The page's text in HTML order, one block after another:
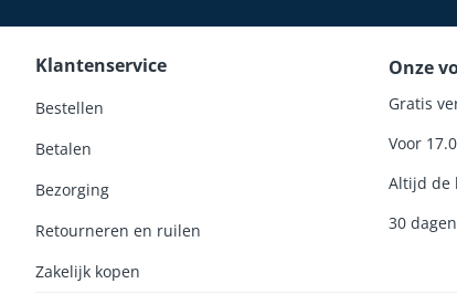
Klantenservice
Bestellen
Betalen
Bezorging
Retourneren en ruilen
Zakelijk kopen
Onze
Gratis
Voor
Altijd de
30